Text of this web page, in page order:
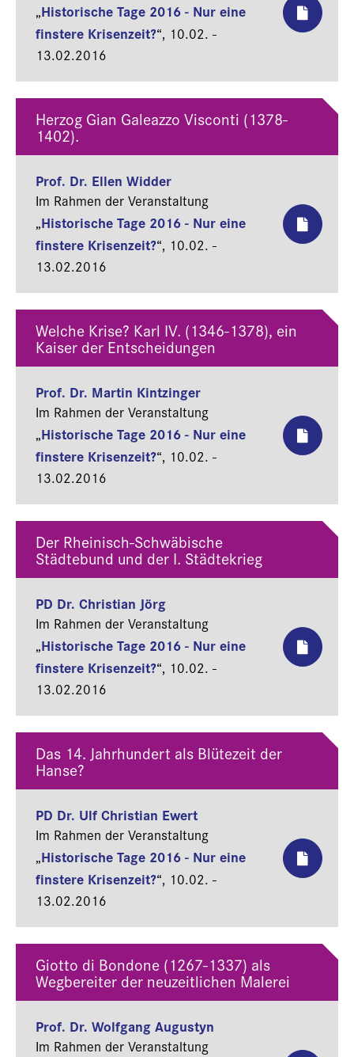
„Historische Tage 2016 - Nur eine
finstere Krisenzeit?“, 10.02. -
13.02.2016
Herzog Gian Galeazzo Visconti (1378-
1402).
Prof. Dr. Ellen Widder
Im Rahmen der Veranstaltung
„Historische Tage 2016 - Nur eine
finstere Krisenzeit?“, 10.02. -
13.02.2016
Welche Krise? Karl IV. (1346-1378), ein
Kaiser der Entscheidungen
Prof. Dr. Martin Kintzinger
Im Rahmen der Veranstaltung
„Historische Tage 2016 - Nur eine
finstere Krisenzeit?“, 10.02. -
13.02.2016
Der Rheinisch-Schwäbische
Städtebund und der I. Städtekrieg
PD Dr. Christian Jörg
Im Rahmen der Veranstaltung
„Historische Tage 2016 - Nur eine
finstere Krisenzeit?“, 10.02. -
13.02.2016
Das 14. Jahrhundert als Blütezeit der
Hanse?
PD Dr. Ulf Christian Ewert
Im Rahmen der Veranstaltung
„Historische Tage 2016 - Nur eine
finstere Krisenzeit?“, 10.02. -
13.02.2016
Giotto di Bondone (1267-1337) als
Wegbereiter der neuzeitlichen Malerei
Prof. Dr. Wolfgang Augustyn
Im Rahmen der Veranstaltung